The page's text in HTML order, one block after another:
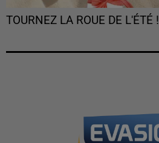
TOURNEZ LA ROUE DE L'ÉTÉ !